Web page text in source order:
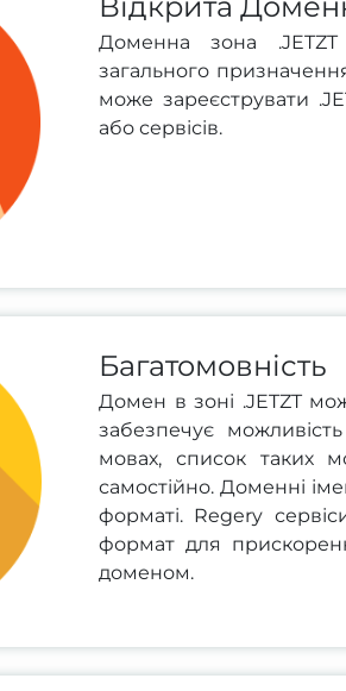
Доменна зона
загального
може зареєструвати
або сервісів.
Багатомовність
Домен в зоні .JETZT
забезпечує
мовах, список таких
самостійно. Доменні
форматі. Regery
формат для
доменом.